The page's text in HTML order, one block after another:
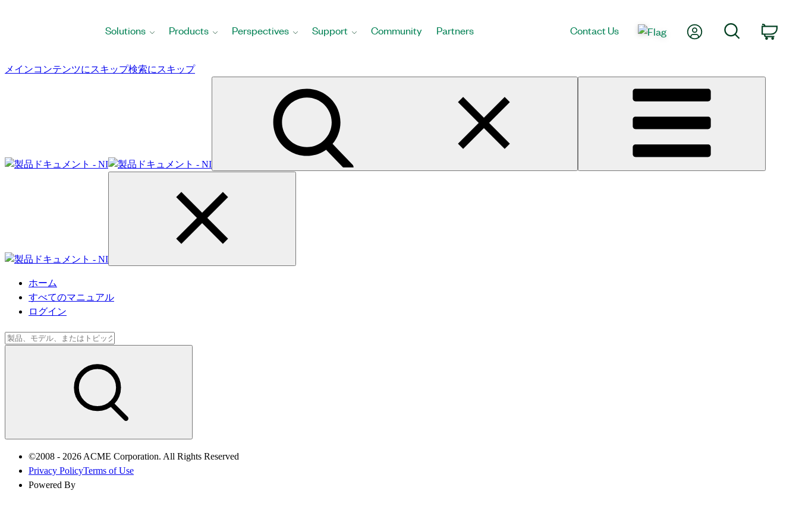
Solutions Products Perspectives Support Community Partners Contact Us My AccountSearch
メインコンテンツにスキップ検索にスキップ
ホーム
すべてのマニュアル
ログイン
©2008 - 2026 ACME Corporation. All Rights Reserved
Privacy PolicyTerms of Use
Powered By